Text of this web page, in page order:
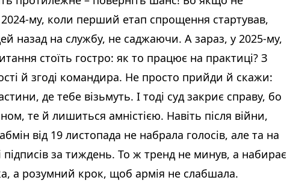
му, коли перший етап спрощення стартував,
назад на службу, не саджаючи. А зараз, у 2025-му,
стоїть гостро: як то працює на практиці? З
й згоді командира. Не просто прийди й скажи:
де тебе візьмуть. І тоді суд закриє справу, бо
те й лишиться амністією. Навіть після війни,
від 19 листопада не набрала голосів, але та на
підписів за тиждень. То ж тренд не минув, а набирає
а розумний крок, щоб армія не слабшала.